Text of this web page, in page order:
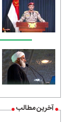
آخرین مطالب